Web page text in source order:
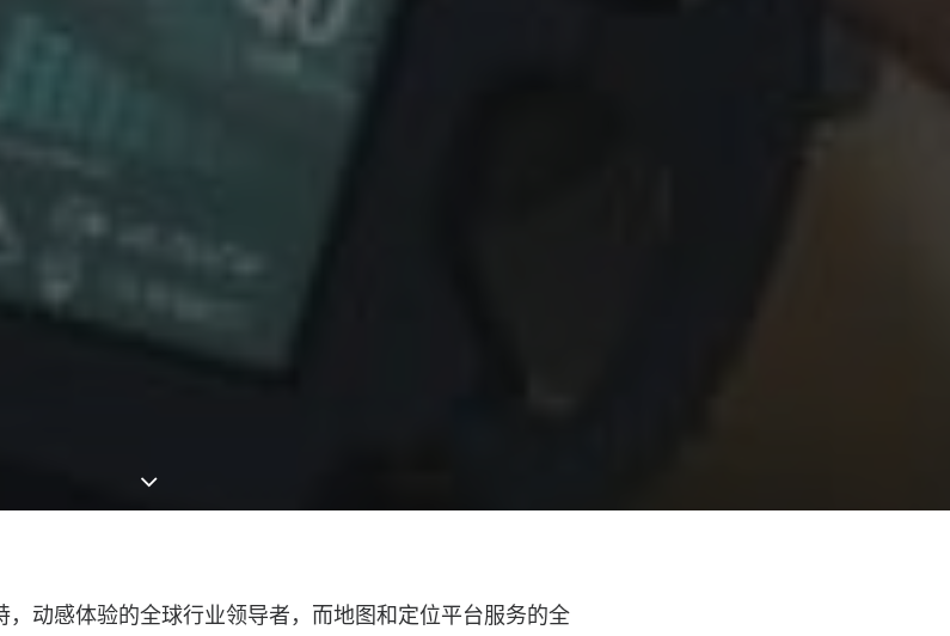
，动感体验的全球行业领导者，而地图和定位平台服务的全